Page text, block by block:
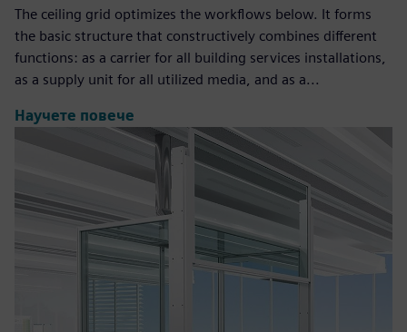
The ceiling grid optimizes the workflows below. It forms
the basic structure that constructively combines different
functions: as a carrier for all building services installations,
as a supply unit for all utilized media, and as a...
Научете повече